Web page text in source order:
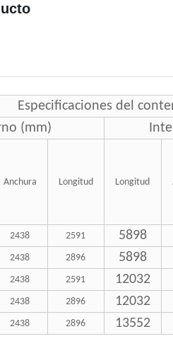
Especificaciones del
(mm)
Anchura Longitud Longitud
2438 2591
5898
2438 2896
5898
2438 2591
12032
2438 2896
12032
2438 2896 13552